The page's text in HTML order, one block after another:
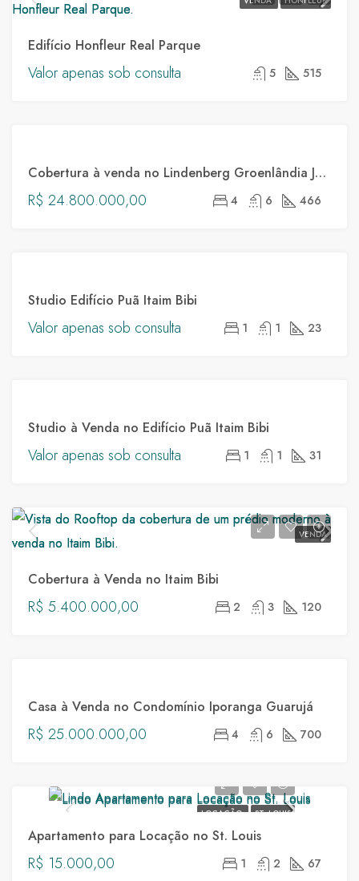
Edifício Honfleur Real Parque
Valor apenas sob consulta 5 515
LINDENBERG
GROENLÂNDIA
Cobertura à venda no Lindenberg Groenlândia Jardim América
R$ 24.800.000,00 4 6 466
EDIFÍCIO
PUÃ
Studio Edifício Puã Itaim Bibi
Valor apenas sob consulta 1 1 23
EDIFÍCIO
PUÃ
Studio à Venda no Edifício Puã Itaim Bibi
Valor apenas sob consulta 1 1 31
VENDA
Cobertura à Venda no Itaim Bibi
R$ 5.400.000,00 2 3 120
IPORANGA
Casa à Venda no Condomínio Iporanga Guarujá
R$ 25.000.000,00 4 6 700
LOCAÇÃO ST. LOUIS
Apartamento para Locação no St. Louis
R$ 15.000,00 1 2 67